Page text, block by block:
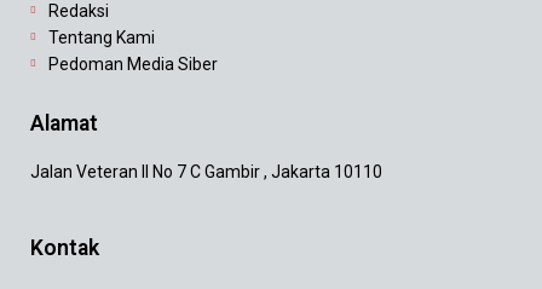
Redaksi
Tentang Kami
Pedoman Media Siber
Alamat
Jalan Veteran II No 7 C Gambir , Jakarta 10110
Kontak